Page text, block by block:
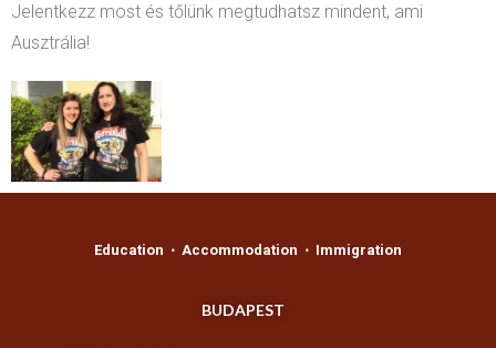
Jelentkezz most és tőlünk megtudhatsz mindent, ami
Ausztrália!
Education ⋅ Accommodation ⋅ Immigration
BUDAPEST